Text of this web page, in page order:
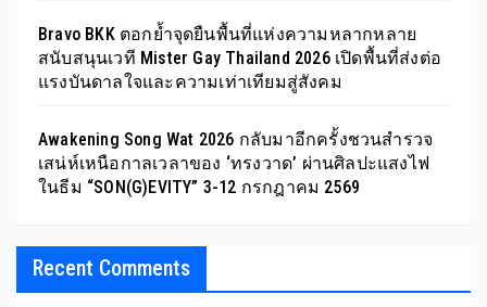
Bravo BKK ตอกย้ำจุดยืนพื้นที่แห่งความหลากหลาย
สนับสนุนเวที Mister Gay Thailand 2026 เปิดพื้นที่ส่งต่อ
แรงบันดาลใจและความเท่าเทียมสู่สังคม
Awakening Song Wat 2026 กลับมาอีกครั้งชวนสำรวจ
เสน่ห์เหนือกาลเวลาของ ‘ทรงวาด’ ผ่านศิลปะแสงไฟ
ในธีม “SON(G)EVITY” 3-12 กรกฎาคม 2569
Recent Comments